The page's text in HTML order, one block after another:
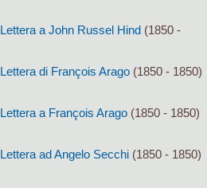
Lettera a John Russel Hind (1850 -
Lettera di François Arago (1850 - 1850)
Lettera a François Arago (1850 - 1850)
Lettera ad Angelo Secchi (1850 - 1850)